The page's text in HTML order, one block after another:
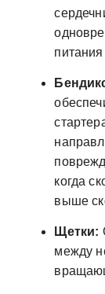
когда
выше
Щетки:
между